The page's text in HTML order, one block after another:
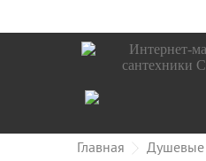
Главная Душевые